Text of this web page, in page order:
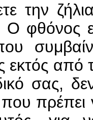
την
φθόνος
από
σας,
πρέπει